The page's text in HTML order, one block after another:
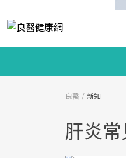
良醫 新知
肝炎